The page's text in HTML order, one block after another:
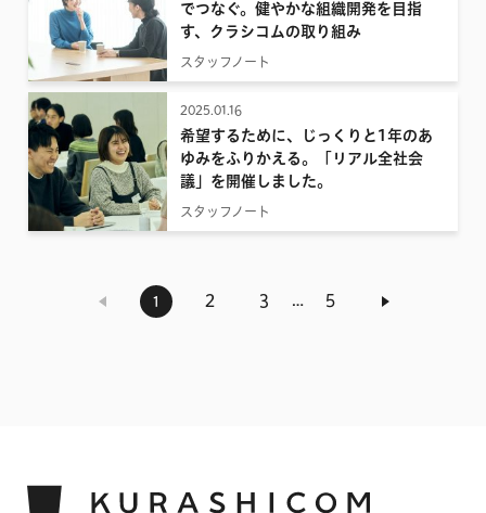
でつなぐ。健やかな組織開発を目指
す、クラシコムの取り組み
スタッフノート
2025.01.16
希望するために、じっくりと1年のあ
ゆみをふりかえる。「リアル全社会
議」を開催しました。
スタッフノート
1 2 3 … 5